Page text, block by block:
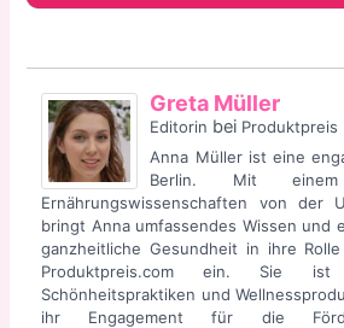
Greta Müller
Editorin bei Produktpreis
Anna Müller ist eine
Berlin. Mit
Ernährungswissenschaften von der
bringt Anna umfassendes Wissen und
ganzheitliche Gesundheit in ihre
Produktpreis.com ein. Sie ist
Schönheitspraktiken und
ihr Engagement für die